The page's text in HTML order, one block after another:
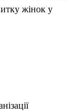
жінок у